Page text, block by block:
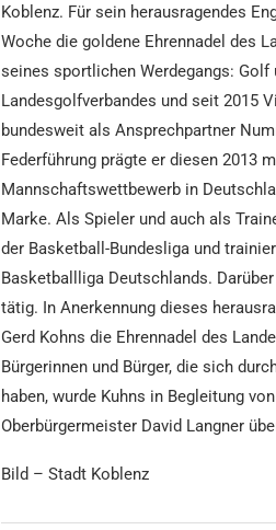
Koblenz. Für sein herausragendes
Woche die goldene Ehrennadel des
seines sportlichen Werdegangs:
Landesgolfverbandes und seit 2015
bundesweit als Ansprechpartner
Federführung prägte er diesen 2013
Mannschaftswettbewerb in
Marke. Als Spieler und auch als
der Basketball-Bundesliga und
Basketballliga Deutschlands.
tätig. In Anerkennung dieses
Gerd Kohns die Ehrennadel des
Bürgerinnen und Bürger, die sich
haben, wurde Kuhns in Begleitung
Oberbürgermeister David Langner
Bild – Stadt Koblenz